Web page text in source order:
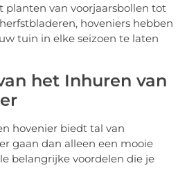
planten van voorjaarsbollen tot
hoveniers hebben
tuin in elke seizoen te laten
het Inhuren van
hovenier biedt tal van
gaan dan alleen een mooie
belangrijke voordelen die je